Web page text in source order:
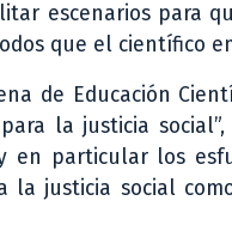
escenarios para
que el científico
de Educación
la justicia
en particular los
la justicia social